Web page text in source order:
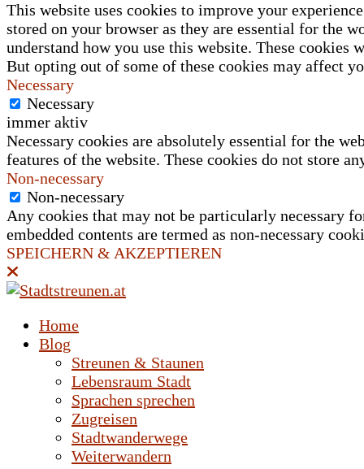
This website uses cookies to improve your
stored on your browser as they are essential for the
understand how you use this website. These
But opting out of some of these cookies may affect
Necessary
Necessary
immer aktiv
Necessary cookies are absolutely essential for the
features of the website. These cookies do not store
Non-necessary
Non-necessary
Any cookies that may not be particularly necessary
embedded contents are termed as non-necessary
SPEICHERN & AKZEPTIEREN
Home
Blog
Streunen & Staunen
Lebensraum Stadt
Sprachen sprechen
Zugreisen
Stadtwanderwege
Weiterwandern